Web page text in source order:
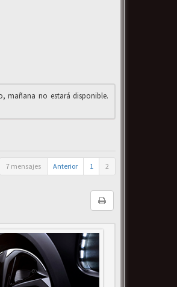
mañana no estará disponible.
7 mensajes Anterior 1 2